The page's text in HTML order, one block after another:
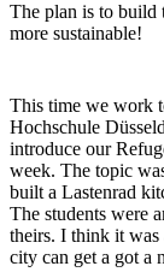
The plan is to build
more sustainable!
This time we work
Hochschule
introduce our
week. The topic
built a Lastenrad
The students were
theirs. I think it was
city can get a got a